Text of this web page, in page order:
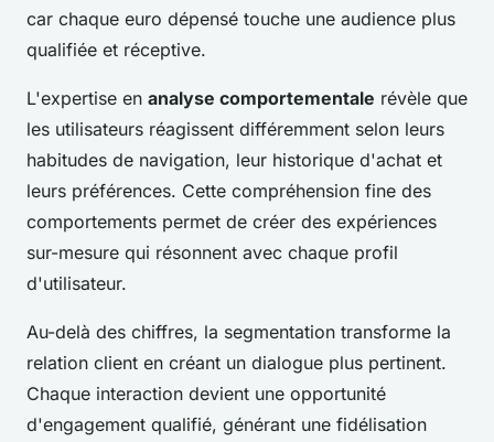
car chaque euro dépensé touche une audience plus
qualifiée et réceptive.
L'expertise en analyse comportementale révèle que
les utilisateurs réagissent différemment selon leurs
habitudes de navigation, leur historique d'achat et
leurs préférences. Cette compréhension fine des
comportements permet de créer des expériences
sur-mesure qui résonnent avec chaque profil
d'utilisateur.
Au-delà des chiffres, la segmentation transforme la
relation client en créant un dialogue plus pertinent.
Chaque interaction devient une opportunité
d'engagement qualifié, générant une fidélisation